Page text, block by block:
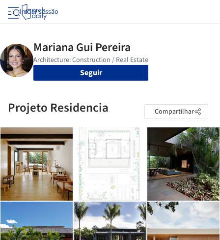
Iniciar sessão
Seguir
Projeto Residencia Compartilhar